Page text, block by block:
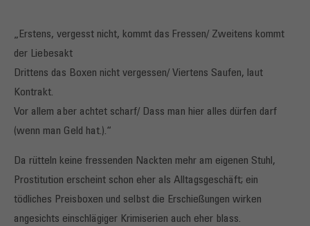
„Erstens, vergesst nicht, kommt das Fressen/ Zweitens kommt
der Liebesakt
Drittens das Boxen nicht vergessen/ Viertens Saufen, laut
Kontrakt.
Vor allem aber achtet scharf/ Dass man hier alles dürfen darf
(wenn man Geld hat.).“
Da rütteln keine fressenden Nackten mehr am eigenen Stuhl,
Prostitution erscheint schon eher als Alltagsgeschäft; ein
tödliches Preisboxen und selbst die Erschießungen wirken
angesichts einschlägiger Krimiserien auch eher blass.